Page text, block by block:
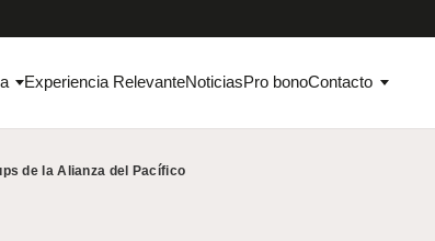
Experiencia RelevanteNoticiasPro bonoContacto
de la Alianza del Pacífico